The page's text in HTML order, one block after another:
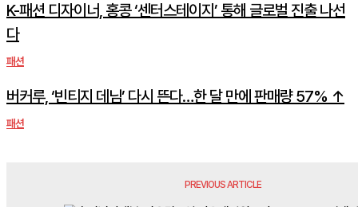
K-패션 디자이너, 홍콩 ‘센터스테이지’ 통해 글로벌 진출 나선
다
패션
버커루, ‘빈티지 데님’ 다시 뜬다…한 달 만에 판매량 57% ↑
패션
PREVIOUS ARTICLE